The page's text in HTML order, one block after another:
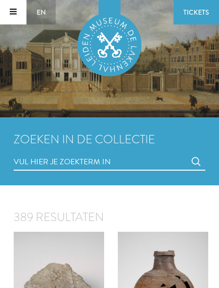
EN TICKETS
ZOEKEN IN DE COLLECTIE
389 RESULTATEN